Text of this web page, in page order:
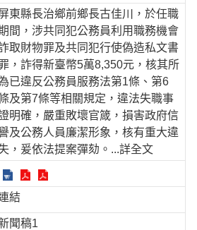
東縣長治鄉前鄉長古佳川，於任職
間，涉共同犯公務員利用職務機會
取財物罪及共同犯行使偽造私文書
，詐得新臺幣5萬8,350元，核其所
已違反公務員服務法第1條、第6
及第7條等相關規定，違法失職事
明確，嚴重敗壞官箴，損害政府信
及公務人員廉潔形象，核有重大違
，爰依法提案彈劾。 ...詳全文
結
聞稿1